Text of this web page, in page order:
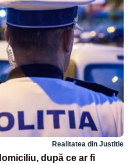
Realitatea din Justitie
după ce ar fi